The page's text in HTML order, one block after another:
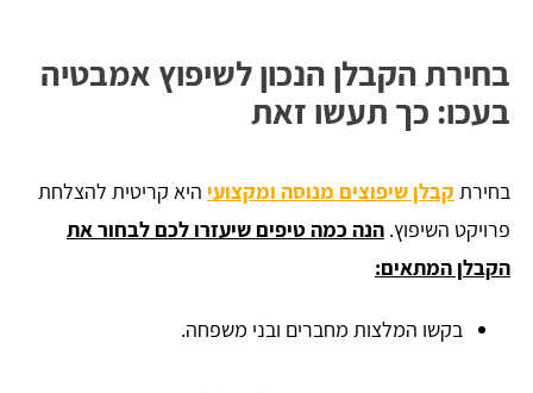
בחירת הקבלן הנכון לשיפוץ אמבטיה
בעכו: כך תעשו זאת
בחירת קבלן שיפוצים מנוסה ומקצועי היא קריטית להצלחת
פרויקט השיפוץ. הנה כמה טיפים שיעזרו לכם לבחור את
הקבלן המתאים:
בקשו המלצות מחברים ובני משפחה.